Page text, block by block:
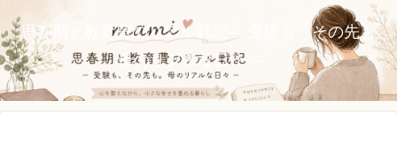
思春期と教育費のリアル戦記― 受験も、その先も。
母のリアルな日々 ―